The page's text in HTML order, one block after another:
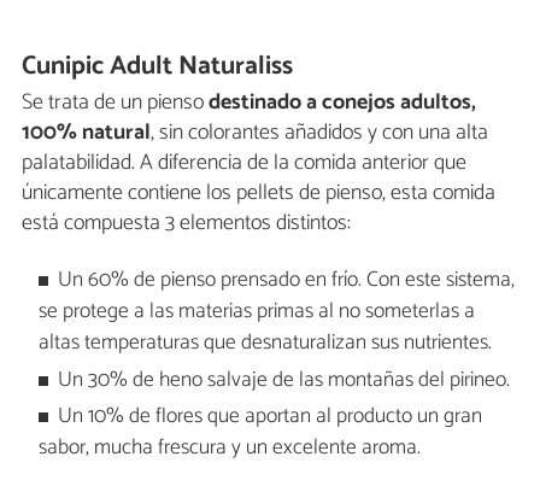
Cunipic Adult Naturaliss
Se trata de un piensodestinado aconejos adultos,
100% natural, sin colorantes añadidos y con una alta
palatabilidad. A diferencia de la comida anterior que
únicamente contiene los pellets de pienso, esta comida
está compuesta 3 elementos distintos:
Un 60% de pienso prensado en frío. Con este sistema,
se protege a las materias primas al no someterlas a
altas temperaturas que desnaturalizan sus nutrientes.
Un 30% de heno salvaje de las montañas del pirineo.
Un 10% de flores que aportan al producto un gran
sabor, mucha frescura y un excelente aroma.